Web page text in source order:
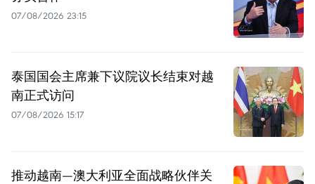
07/08/2026 23:15
泰国国会主席兼下议院议长结束对越
南正式访问
07/08/2026 15:17
推动越南—澳大利亚全面战略伙伴关